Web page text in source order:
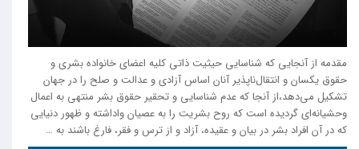
مقدمه از آنجایی که شناسایی حیثیت ذاتی کلیه اعضای خانواده بشری و
حقوق یکسان و انتقال‌ناپذیر آنان اساس آزادی و عدالت و صلح را در جهان
تشکیل می‌دهد، از آنجا که عدم شناسایی و تحقیر حقوق بشر منتهی به اعمال
وحشیانه‌ای گردیده است که روح بشریت را به عصیان واداشته و ظهور دنیایی
که در آن افراد بشر در بیان و عقیده، آزاد و از ترس و فقر، فارغ باشند به …